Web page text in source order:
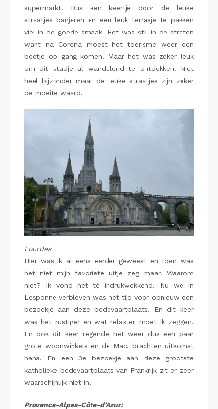
supermarkt. Dus een keertje door de leuke
straatjes banjeren en een leuk terrasje te pakken
viel in de goede smaak. Het was stil in de straten
want na Corona moest het toerisme weer een
beetje op gang komen. Maar het was zeker leuk
om dit stadje al wandelend te ontdekken. Niet
heel bijzonder maar de leuke straatjes zijn zeker
de moeite waard.
Lourdes
Hier was ik al eens eerder geweest en toen was
het niet mijn favoriete uitje zeg maar. Waarom
niet? Ik vond het té indrukwekkend. Nu we in
Lesponne verbleven was het tijd voor opnieuw een
bezoekje aan deze bedevaartplaats. En dit keer
was het rustiger en wat relaxter moet ik zeggen.
En ook dit keer regende het weer dus een paar
grote woonwinkels en de Mac. brachten uitkomst
haha. En een 3e bezoekje aan deze grootste
katholieke bedevaartplaats van Frankrijk zit er zeer
waarschijnlijk niet in.
Provence-Alpes-Côte-d’Azur: